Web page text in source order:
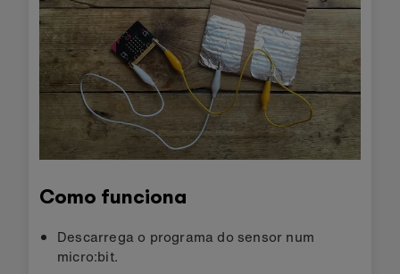
Como funciona
Descarrega o programa do sensor num
micro:bit.